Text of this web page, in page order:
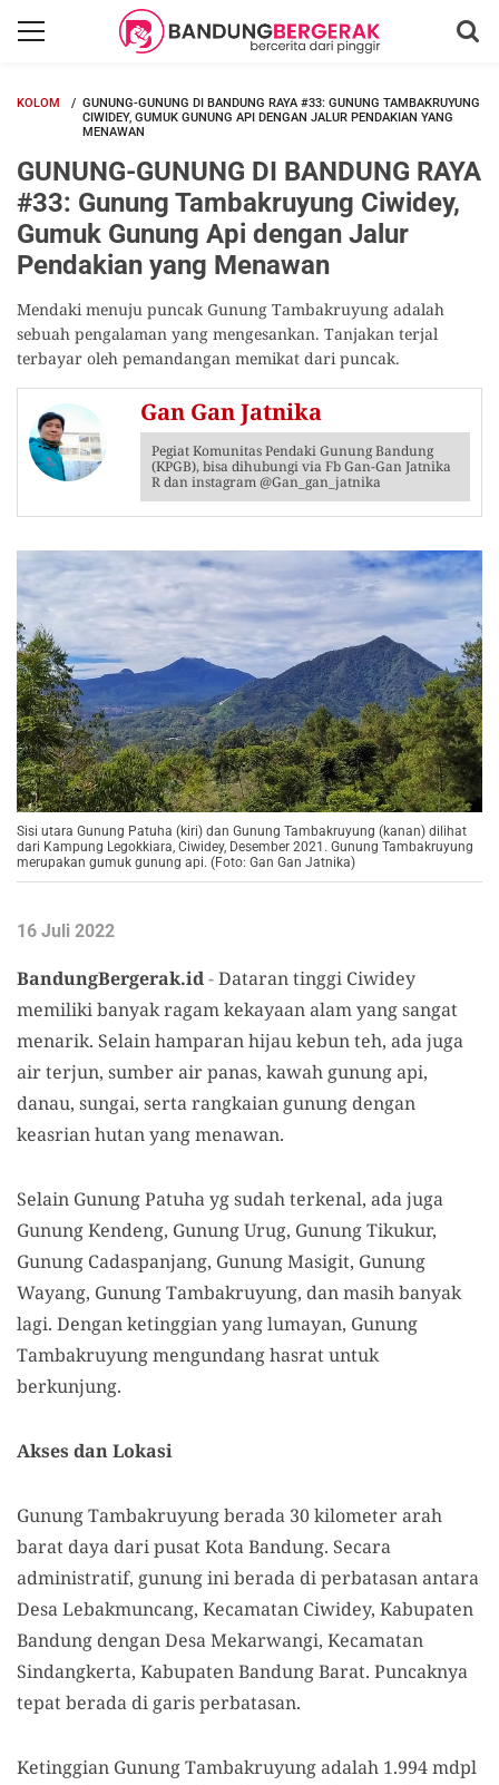
KOLOM
GUNUNG-GUNUNG DI BANDUNG RAYA #33: GUNUNG TAMBAKRUYUNG
CIWIDEY, GUMUK GUNUNG API DENGAN JALUR PENDAKIAN YANG
MENAWAN
GUNUNG-GUNUNG DI BANDUNG RAYA
#33: Gunung Tambakruyung Ciwidey,
Gumuk Gunung Api dengan Jalur
Pendakian yang Menawan
Mendaki menuju puncak Gunung Tambakruyung adalah
sebuah pengalaman yang mengesankan. Tanjakan terjal
terbayar oleh pemandangan memikat dari puncak.
Gan Gan Jatnika
Pegiat Komunitas Pendaki Gunung Bandung
(KPGB), bisa dihubungi via Fb Gan-Gan Jatnika
R dan instagram @Gan_gan_jatnika
Sisi utara Gunung Patuha (kiri) dan Gunung Tambakruyung (kanan) dilihat
dari Kampung Legokkiara, Ciwidey, Desember 2021. Gunung Tambakruyung
merupakan gumuk gunung api. (Foto: Gan Gan Jatnika)
16 Juli 2022
BandungBergerak.id-Dataran tinggi Ciwidey
memiliki banyak ragam kekayaan alam yang sangat
menarik. Selain hamparan hijau kebun teh, ada juga
air terjun, sumber air panas, kawah gunung api,
danau, sungai, serta rangkaian gunung dengan
keasrian hutan yang menawan.
Selain Gunung Patuha yg sudah terkenal, ada juga
Gunung Kendeng, GunungUrug, GunungTikukur,
Gunung Cadaspanjang, GunungMasigit, Gunung
Wayang, GunungTambakruyung, dan masih banyak
lagi. Dengan ketinggian yang lumayan, Gunung
Tambakruyungmengundang hasrat untuk
berkunjung.
Akses dan Lokasi
Gunung Tambakruyung berada 30 kilometer arah
barat daya dari pusat Kota Bandung. Secara
administratif, gunung ini berada di perbatasan antara
Desa Lebakmuncang, Kecamatan Ciwidey, Kabupaten
Bandung dengan Desa Mekarwangi, Kecamatan
Sindangkerta, Kabupaten Bandung Barat. Puncaknya
tepat berada di garis perbatasan.
Ketinggian Gunung Tambakruyung adalah 1.994 mdpl